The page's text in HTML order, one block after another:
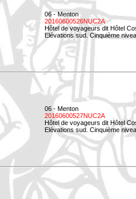
06 - Menton
20160600526NUC2A
Hôtel de voyageurs dit Hôtel
Elévations sud. Cinquième
06 - Menton
20160600527NUC2A
Hôtel de voyageurs dit Hôtel
Elévations sud. Cinquième